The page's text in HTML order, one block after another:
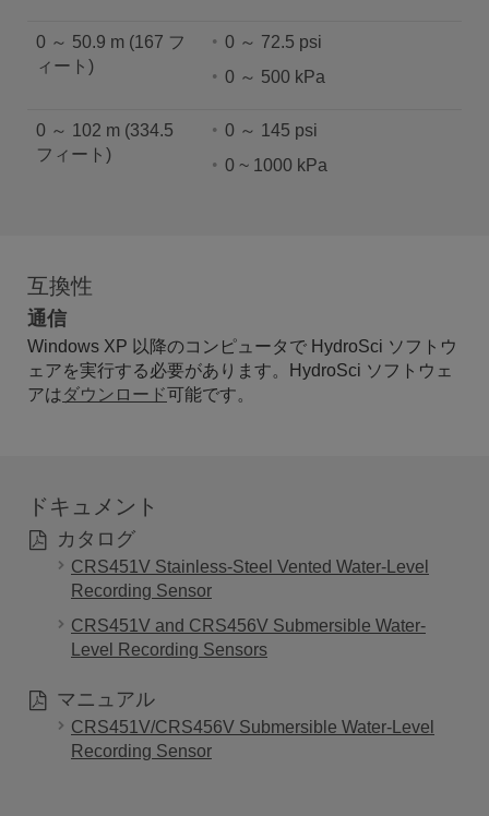
0 ～ 50.9 m (167 フ
ィート)
0 ～ 72.5 psi
0 ～ 500 kPa
0 ～ 102 m (334.5
フィート)
0 ～ 145 psi
0 ~ 1000 kPa
互換性
通信
Windows XP 以降のコンピュータで HydroSci ソフトウ
ェアを実行する必要があります。HydroSci ソフトウェ
アはダウンロード可能です。
ドキュメント
カタログ
CRS451V Stainless-Steel Vented Water-Level
Recording Sensor
CRS451V and CRS456V Submersible Water-
Level Recording Sensors
マニュアル
CRS451V/CRS456V Submersible Water-Level
Recording Sensor